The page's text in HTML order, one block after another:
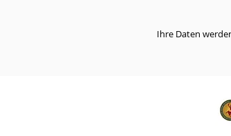
Ihre Daten